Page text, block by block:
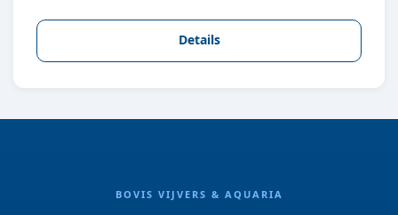
Details
BOVIS VIJVERS & AQUARIA